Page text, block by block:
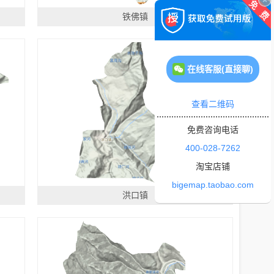
铁佛镇
洪口镇
在线客服(直接聊)
查看二维码
免费咨询电话
400-028-7262
淘宝店铺
bigemap.taobao.com